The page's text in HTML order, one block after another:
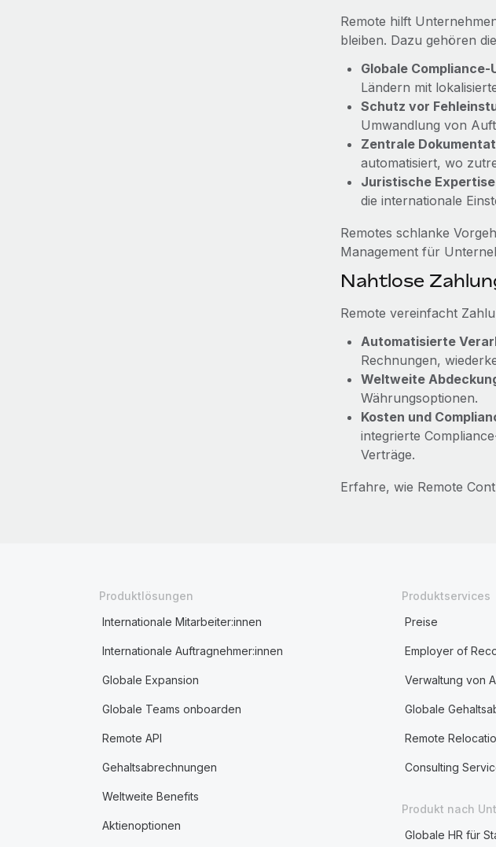
Remote hilft
bleiben. Dazu gehören
Globale
Ländern mit
Schutz vor
Umwandlung von
Zentrale
automatisiert, wo
Juristische
die internationale
Remotes schlanke
Management für
Nahtlose
Remote vereinfacht
Automatisierte
Rechnungen,
Weltweite
Währungsoptionen.
Kosten und
integrierte
Verträge.
Erfahre, wie Remote
Produktlösungen
Internationale Mitarbeiter:innen
Internationale Auftragnehmer:innen
Globale Expansion
Globale Teams onboarden
Remote API
Gehaltsabrechnungen
Weltweite Benefits
Aktienoptionen
Produktservices
Preise
Employer of
Verwaltung von
Globale
Remote
Consulting
Produkt nach
Globale HR für